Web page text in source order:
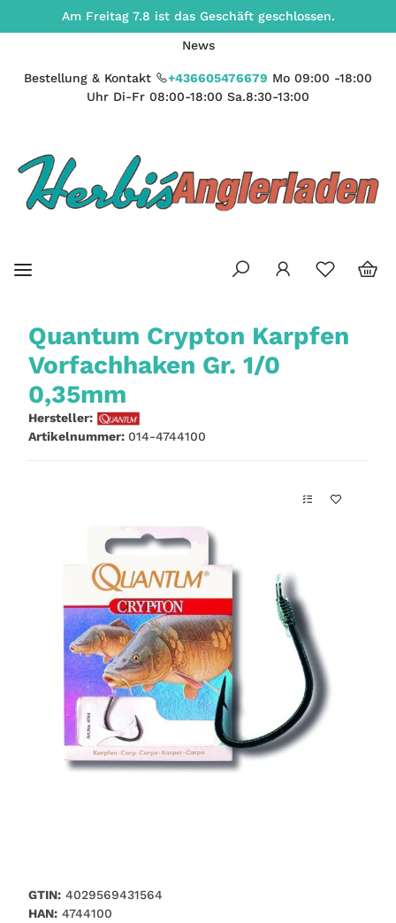
Am Freitag 7.8 ist das Geschäft geschlossen.
News
Bestellung & Kontakt +436605476679 Mo 09:00 -18:00
Uhr Di-Fr 08:00-18:00 Sa.8:30-13:00
Quantum Crypton Karpfen
Vorfachhaken Gr. 1/0
0,35mm
Hersteller:
Artikelnummer: 014-4744100
GTIN: 4029569431564
HAN: 4744100